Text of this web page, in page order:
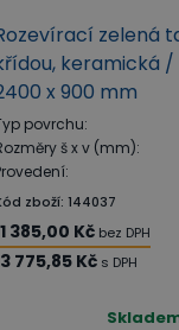
zelená
keramická
x 900 mm
povrchu:
š x v (mm):
:
zboží: 144037
385,00 Kč bez DPH
775,85 Kč s DPH